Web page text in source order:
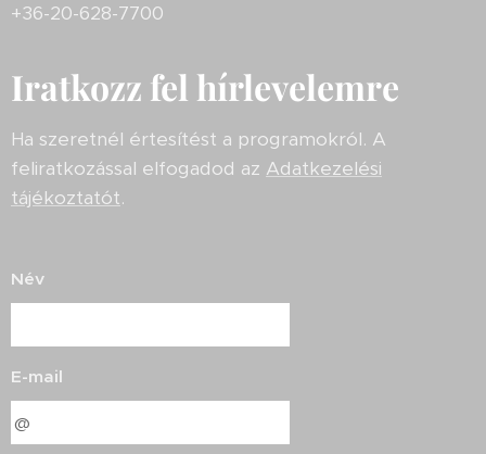
+36-20-628-7700
Iratkozz fel hírlevelemre
Ha szeretnél értesítést a programokról. A
feliratkozással elfogadod az Adatkezelési
tájékoztatót.
Név
E-mail